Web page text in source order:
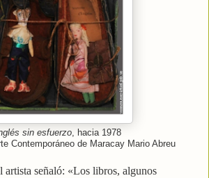
sin esfuerzo , hacia 1978
Contemporáneo de Maracay Mario Abreu
artista señaló: «Los libros, algunos